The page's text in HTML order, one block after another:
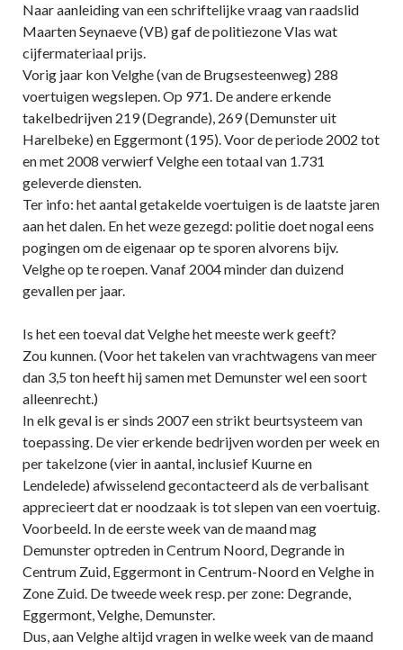
Naar aanleiding van een schriftelijke vraag van raadslid
Maarten Seynaeve (VB) gaf de politiezone Vlas wat
cijfermateriaal prijs.
Vorig jaar kon Velghe (van de Brugsesteenweg) 288
voertuigen wegslepen. Op 971. De andere erkende
takelbedrijven 219 (Degrande), 269 (Demunster uit
Harelbeke) en Eggermont (195). Voor de periode 2002 tot
en met 2008 verwierf Velghe een totaal van 1.731
geleverde diensten.
Ter info: het aantal getakelde voertuigen is de laatste jaren
aan het dalen. En het weze gezegd: politie doet nogal eens
pogingen om de eigenaar op te sporen alvorens bijv.
Velghe op te roepen. Vanaf 2004 minder dan duizend
gevallen per jaar.
Is het een toeval dat Velghe het meeste werk geeft?
Zou kunnen. (Voor het takelen van vrachtwagens van meer
dan 3,5 ton heeft hij samen met Demunster wel een soort
alleenrecht.)
In elk geval is er sinds 2007 een strikt beurtsysteem van
toepassing. De vier erkende bedrijven worden per week en
per takelzone (vier in aantal, inclusief Kuurne en
Lendelede) afwisselend gecontacteerd als de verbalisant
apprecieert dat er noodzaak is tot slepen van een voertuig.
Voorbeeld. In de eerste week van de maand mag
Demunster optreden in Centrum Noord, Degrande in
Centrum Zuid, Eggermont in Centrum-Noord en Velghe in
Zone Zuid. De tweede week resp. per zone: Degrande,
Eggermont, Velghe, Demunster.
Dus, aan Velghe altijd vragen in welke week van de maand